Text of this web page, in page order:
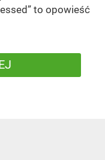
to opowieść